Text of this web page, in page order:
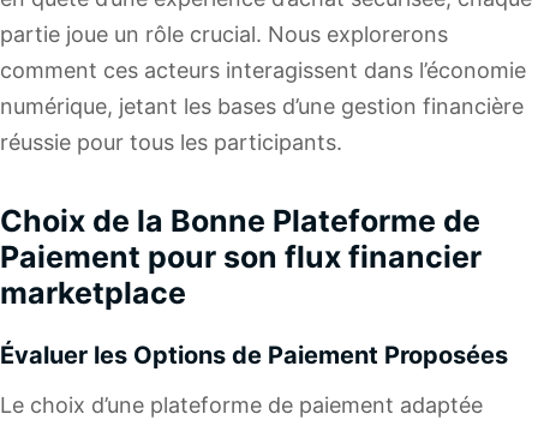
partie joue un rôle crucial. Nous explorerons
comment ces acteurs interagissent dans l’économie
numérique, jetant les bases d’une gestion financière
réussie pour tous les participants.
Choix de la Bonne Plateforme de
Paiement pour son flux financier
marketplace
Évaluer les Options de Paiement Proposées
Le choix d’une plateforme de paiement adaptée